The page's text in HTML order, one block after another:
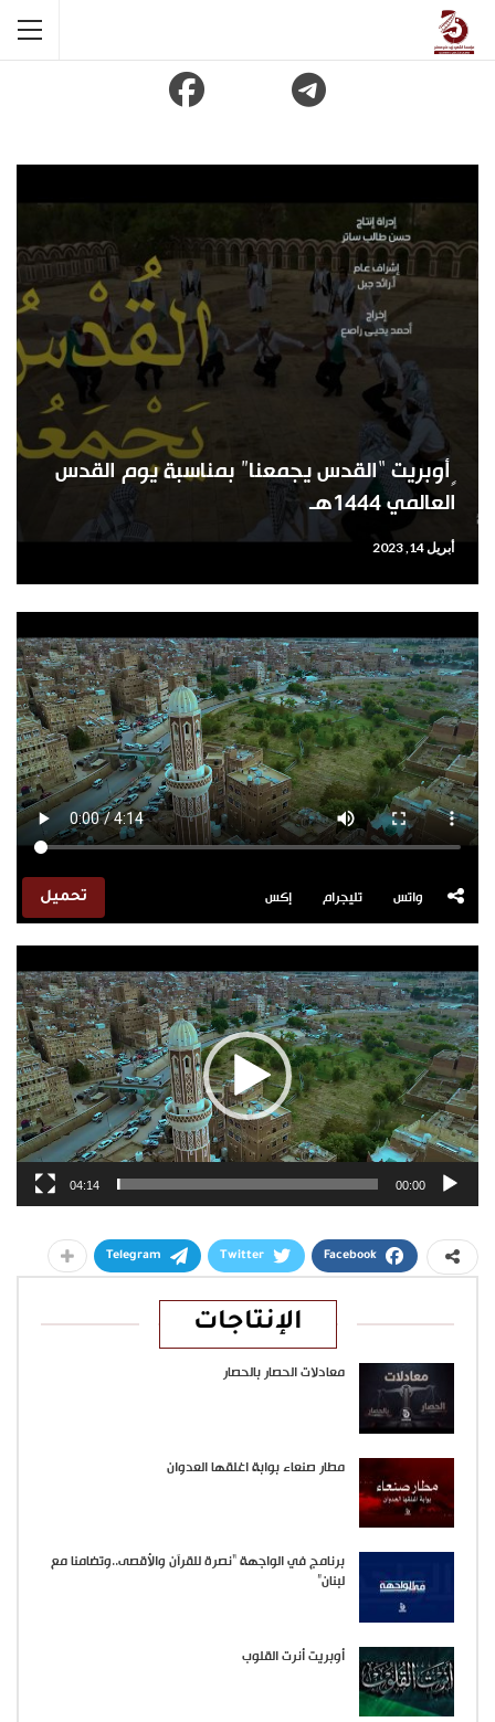
ٍأوبريت “القدس يجمعنا” بمناسبة يوم القدس
العالمي 1444هـ
أبريل 14, 2023
واتس تليجرام إكس تحميل
الفيديو
00:00
04:14
Facebook
Twitter
Telegram
الإنتاجات
معادلات الحصار بالحصار
مطار صنعاء بوابة اغلقها العدوان
برنامج في الواجهة “نصرة للقرآن والأقصى..وتضامنا مع
لبنان”
أوبريت أنرت القلوب